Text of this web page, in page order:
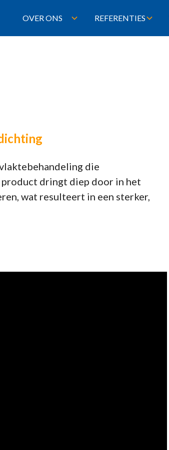
OVER ONS REFERENTIES
die
dringt diep door in het
wat resulteert in een sterker,